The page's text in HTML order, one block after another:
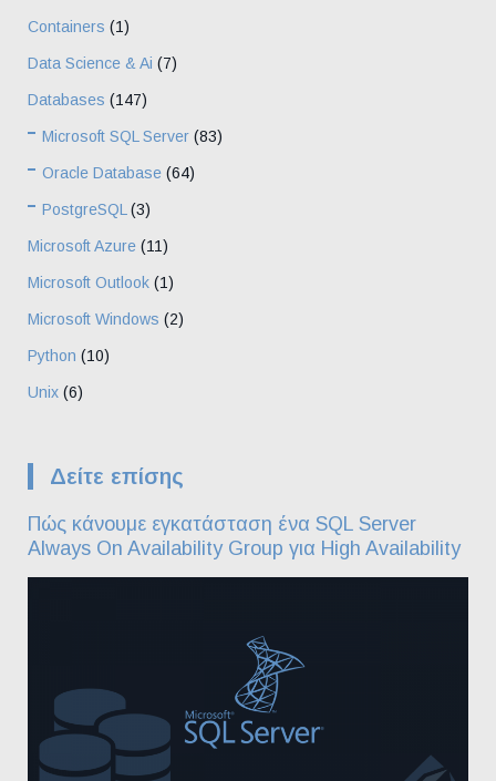
Containers (1)
Data Science & Ai (7)
Databases (147)
Microsoft SQL Server (83)
Oracle Database (64)
PostgreSQL (3)
Microsoft Azure (11)
Microsoft Outlook (1)
Microsoft Windows (2)
Python (10)
Unix (6)
Δείτε επίσης
Πώς κάνουμε εγκατάσταση ένα SQL Server
Always On Availability Group για High Availability